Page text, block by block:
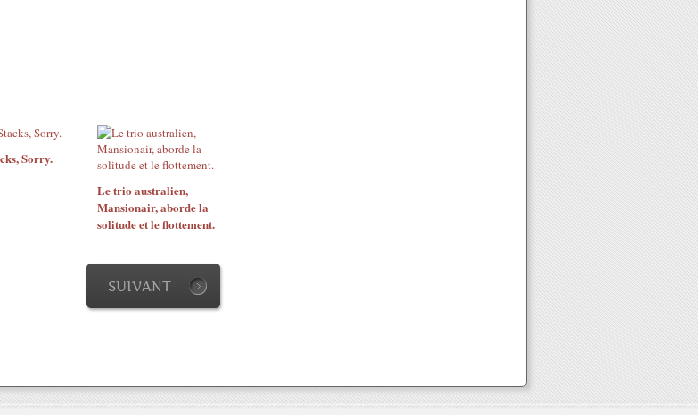
Sorry.
Le trio australien,
Mansionair, aborde la
solitude et le flottement.
SUIVANT